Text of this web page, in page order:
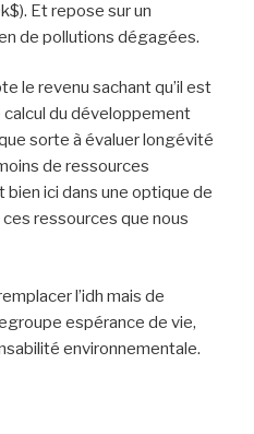
Et repose sur un
de pollutions dégagées.
le revenu sachant qu’il est
calcul du développement
sorte à évaluer longévité
de ressources
bien ici dans une optique de
ressources que nous
l’idh mais de
espérance de vie,
environnementale.